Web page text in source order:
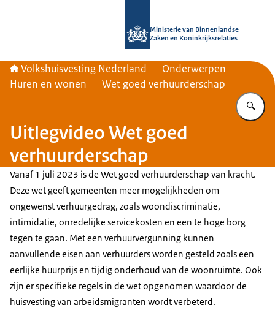
Ministerie van Binnenlandse
Zaken en Koninkrijksrelaties
Volkshuisvesting Nederland
Onderwerpen
Huren en wonen
Wet goed verhuurderschap
Uitlegvideo Wet goed
verhuurderschap
Vanaf 1 juli 2023 is de Wet goed verhuurderschap van kracht.
Deze wet geeft gemeenten meer mogelijkheden om
ongewenst verhuurgedrag, zoals woondiscriminatie,
intimidatie, onredelijke servicekosten en een te hoge borg
tegen te gaan. Met een verhuurvergunning kunnen
aanvullende eisen aan verhuurders worden gesteld zoals een
eerlijke huurprijs en tijdig onderhoud van de woonruimte. Ook
zijn er specifieke regels in de wet opgenomen waardoor de
huisvesting van arbeidsmigranten wordt verbeterd.